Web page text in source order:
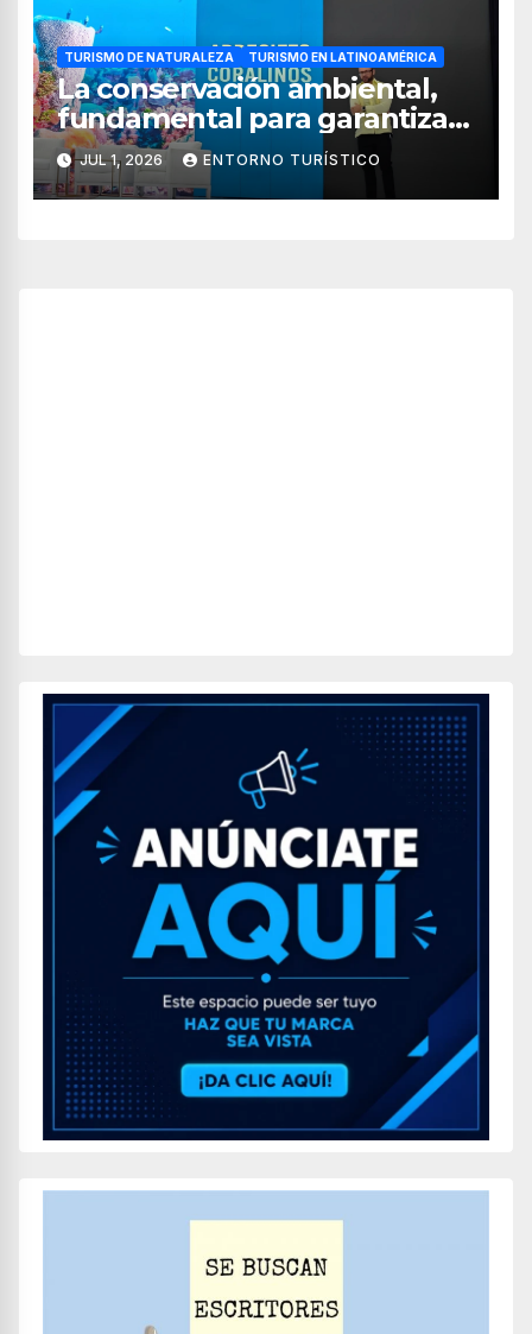
TURISMO DE NATURALEZA TURISMO EN LATINOAMÉRICA
La conservación ambiental,
fundamental para garantizar
la sostenibilidad del turismo
JUL 1, 2026 ENTORNO TURÍSTICO